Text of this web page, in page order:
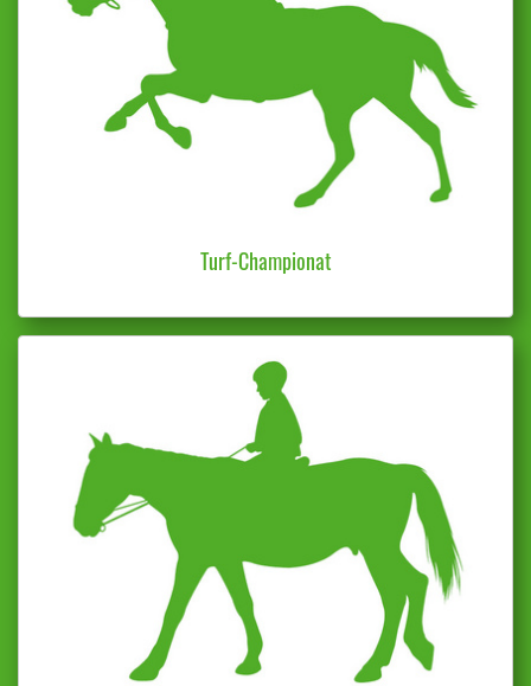
Turf-Championat